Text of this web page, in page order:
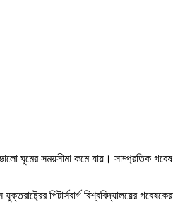
ঘুমের সময়সীমা কমে যায়। সাম্প্রতিক
পিটার্সবার্গ বিশ্ববিদ্যালয়ের